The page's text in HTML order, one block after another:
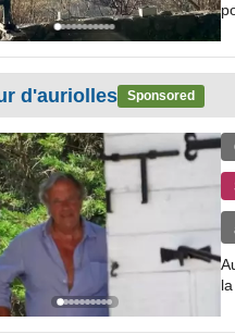
d'auriolles Sponsored